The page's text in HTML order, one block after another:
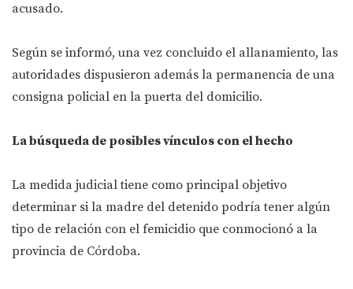
acusado.
Según se informó, una vez concluido el allanamiento, las
autoridades dispusieron además la permanencia de una
consigna policial en la puerta del domicilio.
La búsqueda de posibles vínculos con el hecho
La medida judicial tiene como principal objetivo
determinar si la madre del detenido podría tener algún
tipo de relación con el femicidio que conmocionó a la
provincia de Córdoba.